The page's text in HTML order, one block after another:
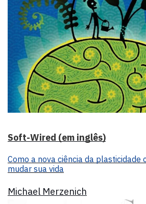
Soft-Wired (em inglês)
Como a nova ciência da plasticidade
mudar sua vida
Michael Merzenich